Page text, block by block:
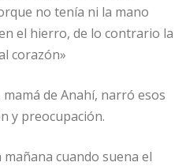
no tenía ni la mano
el hierro, de lo contrario la
corazón»
de Anahí, narró esos
y preocupación.
cuando suena el